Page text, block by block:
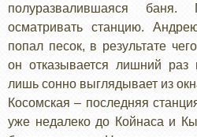
полуразвалившаяся
осматривать станцию.
попал песок, в результате
он отказывается лишний
лишь сонно выглядывает из
Косомская – последняя
уже недалеко до Койнаса и